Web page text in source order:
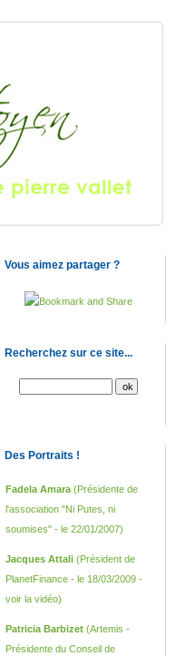
Vous aimez partager ?
Recherchez sur ce site...
Des Portraits !
Fadela Amara (Présidente de
l'association "Ni Putes, ni
soumises" - le 22/01/2007)
Jacques Attali (Président de
PlanetFinance - le 18/03/2009 -
voir la vidéo)
Patricia Barbizet (Artemis -
Présidente du Conseil de